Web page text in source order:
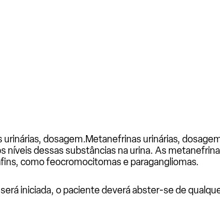
dosagem.Metanefrinas urinárias,
dessas substâncias na urina. As
como feocromocitomas e paragangliomas.
iniciada, o paciente deverá abster-se de